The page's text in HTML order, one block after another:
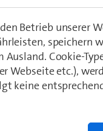
Telefon
Betrieb unserer
speichern
Cookie-
Webseite etc.),
keine